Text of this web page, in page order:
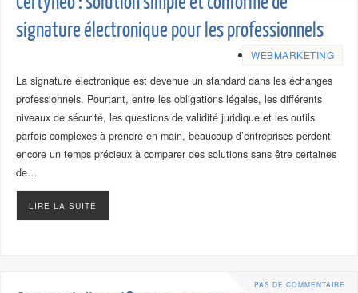
signature électronique pour les professionnels
WEBMARKETING
La signature électronique est devenue un standard dans les échanges
professionnels. Pourtant, entre les obligations légales, les différents
niveaux de sécurité, les questions de validité juridique et les outils
parfois complexes à prendre en main, beaucoup d’entreprises perdent
encore un temps précieux à comparer des solutions sans être certaines
de…
LIRE LA SUITE
PAS DE COMMENTAIRE